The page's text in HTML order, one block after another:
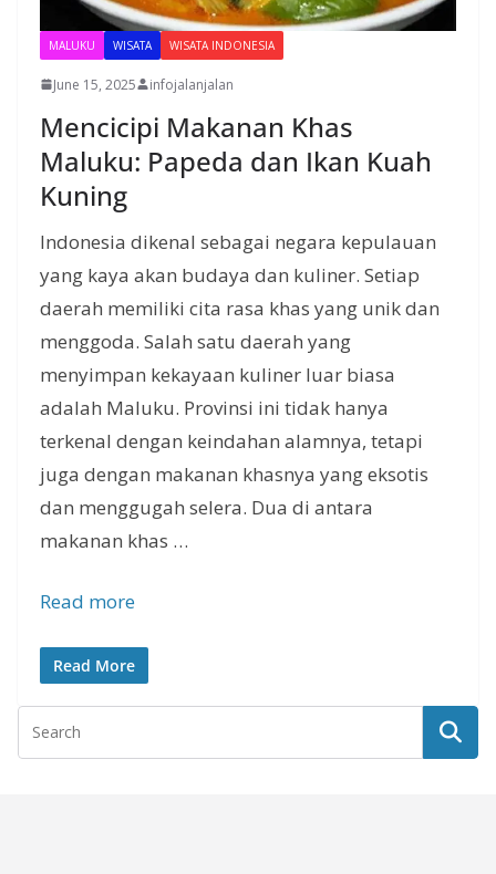
MALUKU WISATA WISATA INDONESIA
June 15, 2025 infojalanjalan
Mencicipi Makanan Khas
Maluku: Papeda dan Ikan Kuah
Kuning
Indonesia dikenal sebagai negara kepulauan
yang kaya akan budaya dan kuliner. Setiap
daerah memiliki cita rasa khas yang unik dan
menggoda. Salah satu daerah yang
menyimpan kekayaan kuliner luar biasa
adalah Maluku. Provinsi ini tidak hanya
terkenal dengan keindahan alamnya, tetapi
juga dengan makanan khasnya yang eksotis
dan menggugah selera. Dua di antara
makanan khas …
Read more
Read More